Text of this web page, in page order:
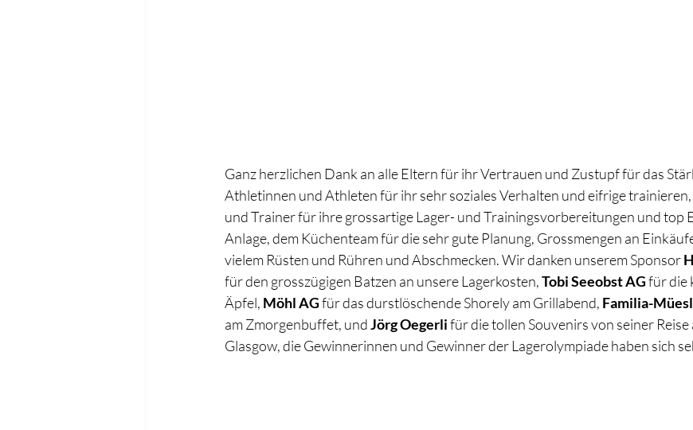
Ganz herzlichen Dank an alle Eltern für ihr Vertrauen und Zustupf für das
Athletinnen und Athleten für ihr sehr soziales Verhalten und eifrige
und Trainer für ihre grossartige Lager- und Trainingsvorbereitungen und top
Anlage, dem Küchenteam für die sehr gute Planung, Grossmengen an
vielem Rüsten und Rühren und Abschmecken. Wir danken unserem Sponsor
für den grosszügigen Batzen an unsere Lagerkosten, Tobi Seeobst AG für die
Äpfel, Möhl AG für das durstlöschende Shorely am Grillabend, Familia-
am Zmorgenbuffet, und Jörg Oegerli für die tollen Souvenirs von seiner Reise
Glasgow, die Gewinnerinnen und Gewinner der Lagerolympiade haben sich